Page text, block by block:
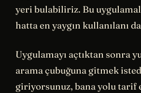
yeri bulabiliriz. Bu
hatta en yaygın kullanılanı da
Uygulamayı açtıktan sonra
arama çubuğuna gitmek
giriyorsunuz, bana yolu tarif